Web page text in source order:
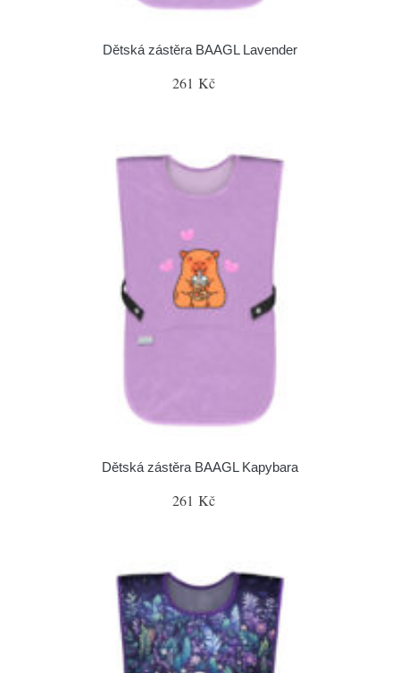
Dětská zástěra BAAGL Lavender
261 Kč
Dětská zástěra BAAGL Kapybara
261 Kč